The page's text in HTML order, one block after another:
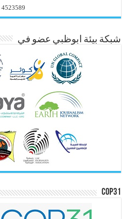
4523589
شبكة بيئة ابوظبي عضو في
COP31